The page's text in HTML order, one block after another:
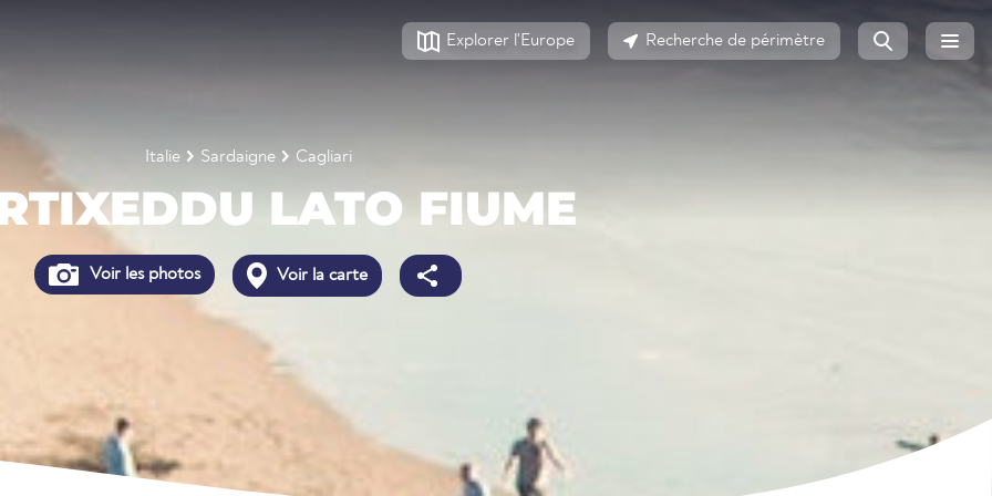
Explorer l'Europe Recherche de périmètre
Italie Sardaigne Cagliari
LATO FIUME
Voir les photos Voir la carte